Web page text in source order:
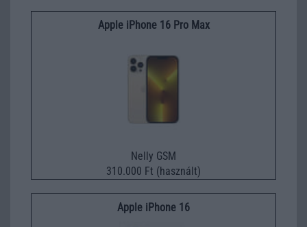
Apple iPhone 16 Pro Max
Nelly GSM
310.000 Ft (használt)
Apple iPhone 16